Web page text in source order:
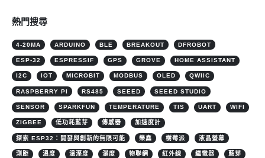
熱門搜尋
4-20MA ARDUINO BLE BREAKOUT DFROBOT
ESP-32 ESPRESSIF GPS GROVE HOME ASSISTANT
I2C IOT MICROBIT MODBUS OLED QWIIC
RASPBERRY PI RS485 SEEED SEEED STUDIO
SENSOR SPARKFUN TEMPERATURE TIS UART WIFI
ZIGBEE 低功耗藍芽 傳感器 加速度計
探索 ESP32：開發與創新的無限可能 樂鑫 樹莓派 液晶螢幕
測距 溫度 溫溼度 濕度 物聯網 紅外線 繼電器 藍芽